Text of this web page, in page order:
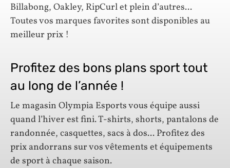
Billabong, Oakley, RipCurl et plein d’autres...
Toutes vos marques favorites sont disponibles au
meilleur prix !
Profitez des bons plans sport tout
au long de l’année !
Le magasin Olympia Esports vous équipe aussi
quand l’hiver est fini. T-shirts, shorts, pantalons de
randonnée, casquettes, sacs à dos... Profitez des
prix andorrans sur vos vêtements et équipements
de sport à chaque saison.